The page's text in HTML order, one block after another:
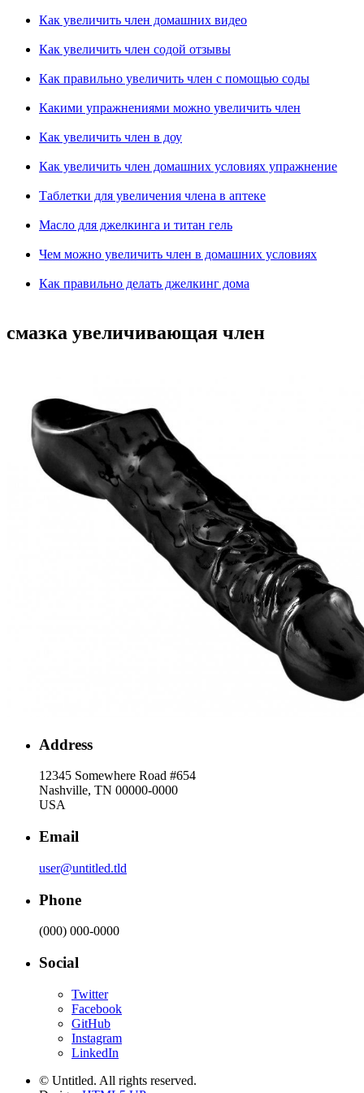
Как увеличить член домашних видео
Как увеличить член содой отзывы
Как правильно увеличить член с помощью соды
Какими упражнениями можно увеличить член
Как увеличить член в доу
Как увеличить член домашних условиях упражнение
Таблетки для увеличения члена в аптеке
Масло для джелкинга и титан гель
Чем можно увеличить член в домашних условиях
Как правильно делать джелкинг дома
смазка увеличивающая член
Address
12345 Somewhere Road #654
Nashville, TN 00000-0000
USA
Email
user@untitled.tld
Phone
(000) 000-0000
Social
Twitter
Facebook
GitHub
Instagram
LinkedIn
© Untitled. All rights reserved.